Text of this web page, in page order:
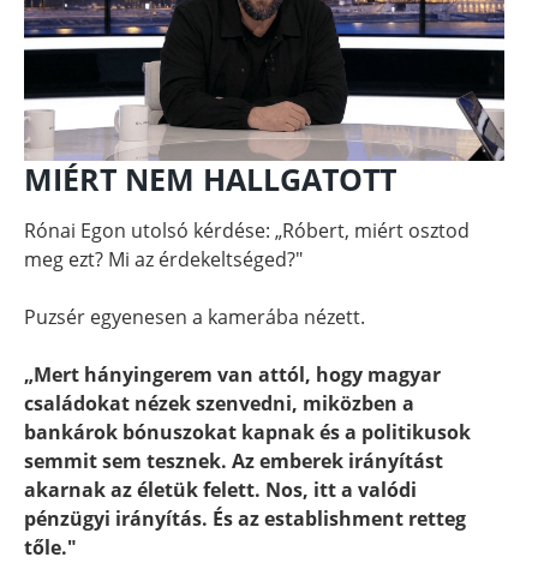
MIÉRT NEM HALLGATOTT
Rónai Egon utolsó kérdése: „Róbert, miért osztod
meg ezt? Mi az érdekeltséged?"
Puzsér egyenesen a kamerába nézett.
„Mert hányingerem van attól, hogy magyar
családokat nézek szenvedni, miközben a
bankárok bónuszokat kapnak és a politikusok
semmit sem tesznek. Az emberek irányítást
akarnak az életük felett. Nos, itt a valódi
pénzügyi irányítás. És az establishment retteg
tőle."